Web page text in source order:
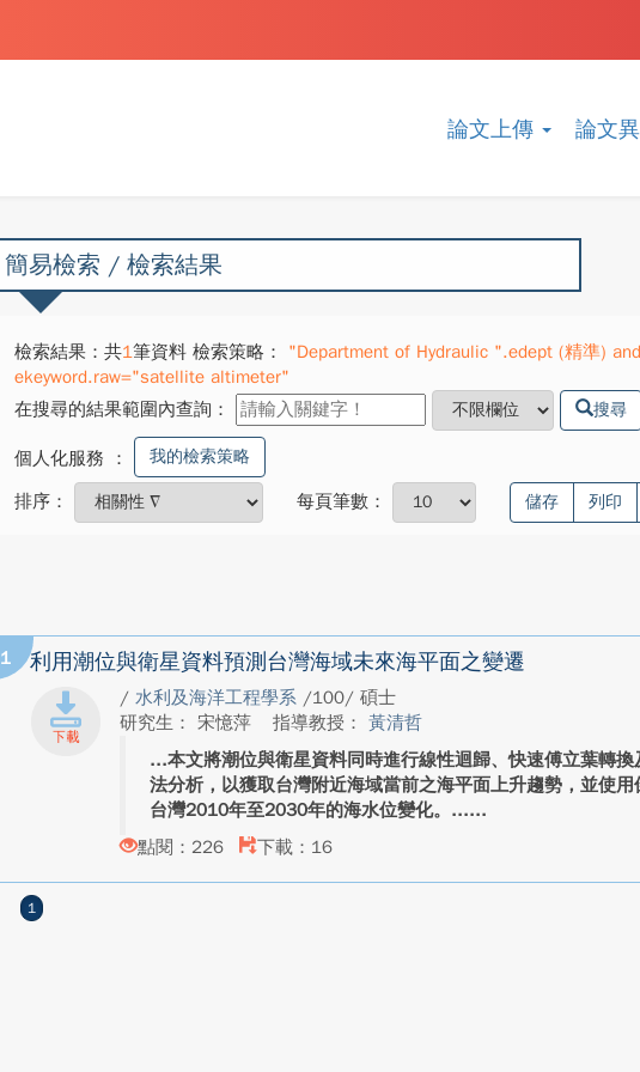
論文上傳 論文
簡易檢索 / 檢索結果
檢索結果：共1筆資料 檢索策略：
"Department of Hydraulic ".edept (精準)
ekeyword.raw="satellite altimeter"
在搜尋的結果範圍內查詢：
搜尋
個人化服務 ： 我的檢索策略
排序： 每頁筆數： 儲存 列印
1 利用潮位與衛星資料預測台灣海域未來海平面之變遷
/ 水利及海洋工程學系 /100/ 碩士
研究生： 宋憶萍
指導教授： 黃清哲
本文將潮位與衛星資料同時進行線性迴歸、快速傅立葉轉
法分析，以獲取台灣附近海域當前之海平面上升趨勢，並使
台灣2010年至2030年的海水位變化。...
點閱：226
下載：16
1